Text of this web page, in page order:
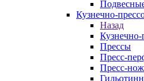
Кузнечно-
Назад
Кузнечно-
Прессы
Пресс-
Пресс-